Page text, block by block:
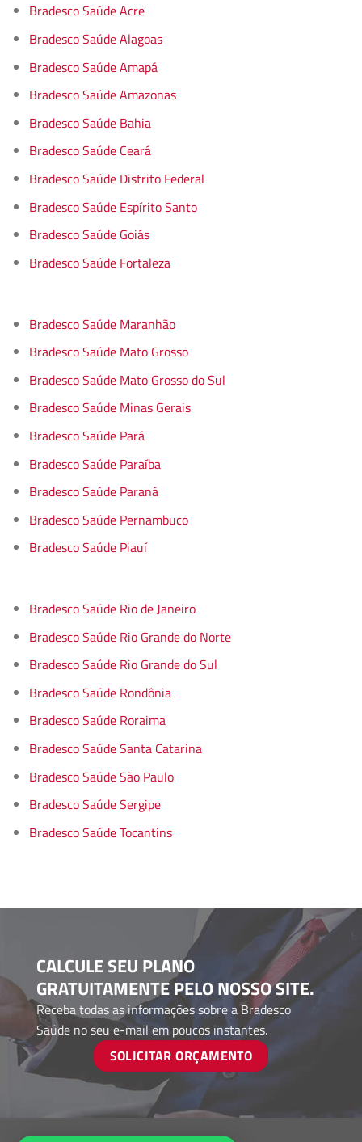
Bradesco Saúde Acre
Bradesco Saúde Alagoas
Bradesco Saúde Amapá
Bradesco Saúde Amazonas
Bradesco Saúde Bahia
Bradesco Saúde Ceará
Bradesco Saúde Distrito Federal
Bradesco Saúde Espírito Santo
Bradesco Saúde Goiás
Bradesco Saúde Fortaleza
Bradesco Saúde Maranhão
Bradesco Saúde Mato Grosso
Bradesco Saúde Mato Grosso do Sul
Bradesco Saúde Minas Gerais
Bradesco Saúde Pará
Bradesco Saúde Paraíba
Bradesco Saúde Paraná
Bradesco Saúde Pernambuco
Bradesco Saúde Piauí
Bradesco Saúde Rio de Janeiro
Bradesco Saúde Rio Grande do Norte
Bradesco Saúde Rio Grande do Sul
Bradesco Saúde Rondônia
Bradesco Saúde Roraima
Bradesco Saúde Santa Catarina
Bradesco Saúde São Paulo
Bradesco Saúde Sergipe
Bradesco Saúde Tocantins
CALCULE SEU PLANO
GRATUITAMENTE PELO NOSSO SITE.
Receba todas as informações sobre a Bradesco
Saúde no seu e-mail em poucos instantes.
SOLICITAR ORÇAMENTO